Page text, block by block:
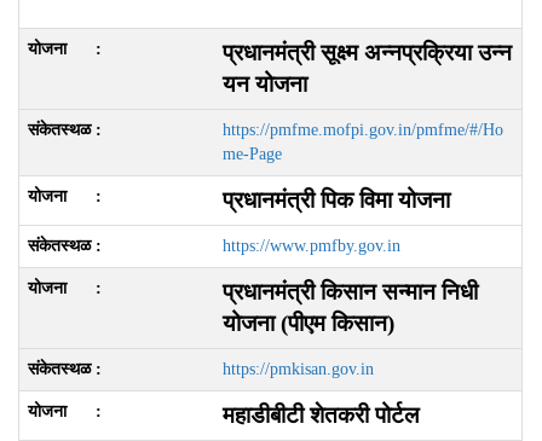
प्रधानमंत्री सूक्ष्म अन्नप्रक्रिया उन्न
यन योजना
https://pmfme.mofpi.gov.in/pmfme/#/Ho
me-Page
प्रधानमंत्री पिक विमा योजना
https://www.pmfby.gov.in
प्रधानमंत्री किसान सन्मान निधी
योजना(पीएम किसान)
https://pmkisan.gov.in
महाडीबीटी शेतकरी पोर्टल